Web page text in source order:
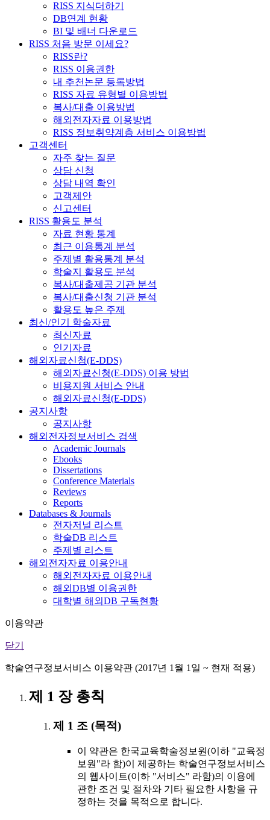
RISS 지식더하기
DB연계 현황
BI 및 배너 다운로드
RISS 처음 방문 이세요?
RISS란?
RISS 이용권한
내 추천논문 등록방법
RISS 자료 유형별 이용방법
복사/대출 이용방법
해외전자자료 이용방법
RISS 정보취약계층 서비스 이용방법
고객센터
자주 찾는 질문
상담 신청
상담 내역 확인
고객제안
신고센터
RISS 활용도 분석
자료 현황 통계
최근 이용통계 분석
주제별 활용통계 분석
학술지 활용도 분석
복사/대출제공 기관 분석
복사/대출신청 기관 분석
활용도 높은 주제
최신/인기 학술자료
최신자료
인기자료
해외자료신청(E-DDS)
해외자료신청(E-DDS) 이용 방법
비용지원 서비스 안내
해외자료신청(E-DDS)
공지사항
공지사항
해외전자정보서비스 검색
Academic Journals
Ebooks
Dissertations
Conference Materials
Reviews
Reports
Databases & Journals
전자저널 리스트
학술DB 리스트
주제별 리스트
해외전자자료 이용안내
해외전자자료 이용안내
해외DB별 이용권한
대학별 해외DB 구독현황
이용약관
닫기
학술연구정보서비스 이용약관 (2017년 1월 1일 ~ 현재 적용)
제 1 장 총칙
제 1 조 (목적)
이 약관은 한국교육학술정보원(이하 "교육정
보원"라 함)이 제공하는 학술연구정보서비스
의 웹사이트(이하 "서비스" 라함)의 이용에
관한 조건 및 절차와 기타 필요한 사항을 규
정하는 것을 목적으로 합니다.